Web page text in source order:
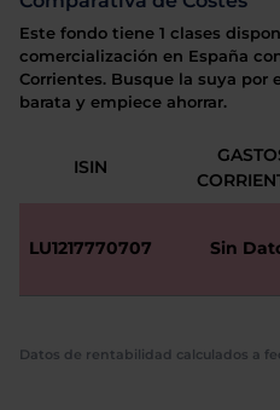
Este fondo tiene 1 clases
comercialización en España
Corrientes. Busque la suya por
barata y empiece ahorrar.
ISIN
LU1217770707 Sin
Datos de rentabilidad calculados a